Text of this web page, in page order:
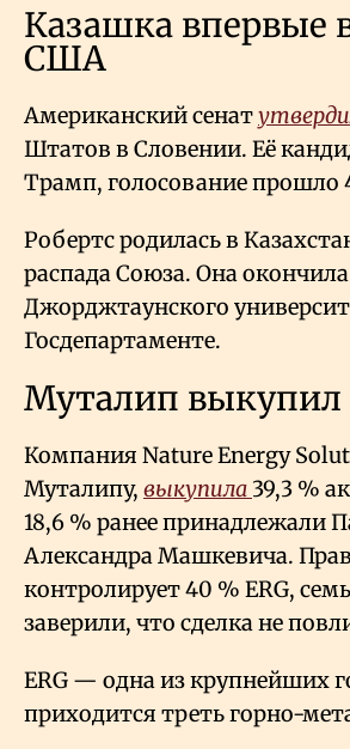
Казашка впервые
США
Американский сенат
Штатов в Словении. Её
Трамп, голосование прошло
Робертс родилась в
распада Союза. Она
Джорджтаунского
Госдепартаменте.
Муталип выкупил
Компания Nature Energy
Муталипу, выкупила 39,3 %
18,6 % ранее принадлежали
Александра Машкевича.
контролирует 40 % ERG,
заверили, что сделка не
ERG — одна из крупнейших
приходится треть горно-